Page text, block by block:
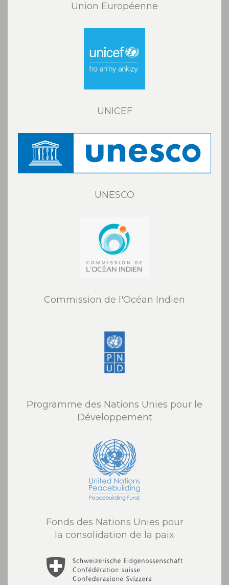
Union Européenne
UNICEF
UNESCO
Commission de l'Océan Indien
Programme des Nations Unies pour le
Développement
Fonds des Nations Unies pour
la consolidation de la paix